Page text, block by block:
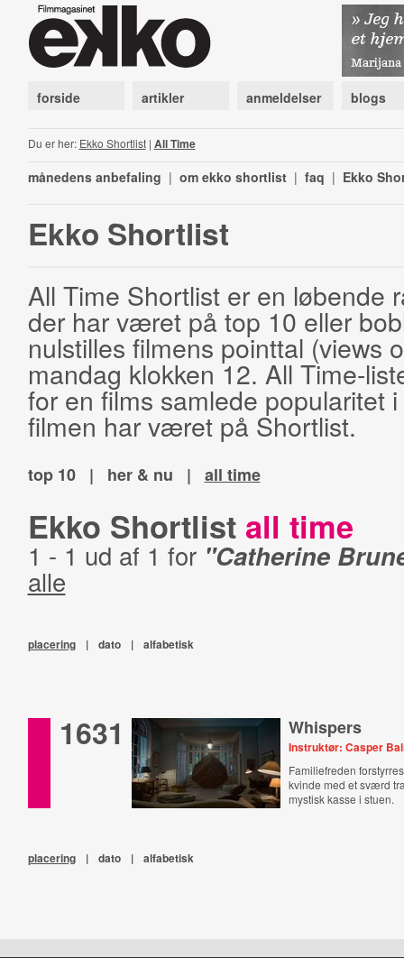
forside artikler anmeldelser blogs
Du er her: Ekko Shortlist| All Time
månedens anbefaling | om ekko shortlist | faq | Ekko
Ekko Shortlist
All Time Shortlist er en løbende
der har været på top 10 eller
nulstilles filmens pointtal (views
mandag klokken 12. All Time-
for en films samlede popularitet
filmen har været på Shortlist.
top 10 | her & nu | all time
Ekko Shortlist all time
1 - 1 ud af 1 for "Catherine
alle
placering | dato | alfabetisk
1631 Whispers
Instruktør: Casper
Familiefreden
kvinde med et sværd
mystisk kasse i stuen.
placering | dato | alfabetisk